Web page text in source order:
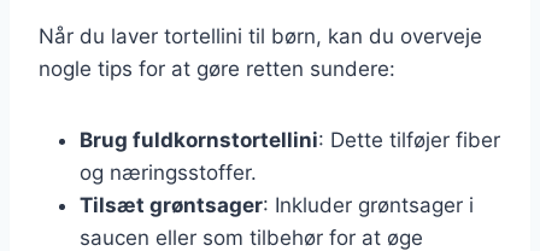
Når du laver tortellini til børn, kan du overveje
nogle tips for at gøre retten sundere:
Brug fuldkornstortellini: Dette tilføjer fiber
og næringsstoffer.
Tilsæt grøntsager: Inkluder grøntsager i
saucen eller som tilbehør for at øge